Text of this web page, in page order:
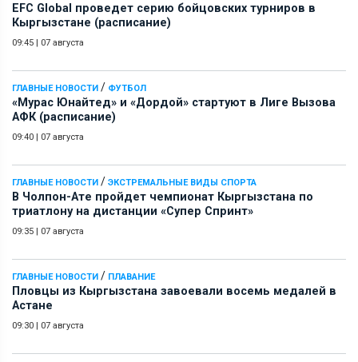
EFC Global проведет серию бойцовских турниров в
Кыргызстане (расписание)
09:45 | 07 августа
ГЛАВНЫЕ НОВОСТИ / ФУТБОЛ
«Мурас Юнайтед» и «Дордой» стартуют в Лиге Вызова
АФК (расписание)
09:40 | 07 августа
ГЛАВНЫЕ НОВОСТИ / ЭКСТРЕМАЛЬНЫЕ ВИДЫ СПОРТА
В Чолпон-Ате пройдет чемпионат Кыргызстана по
триатлону на дистанции «Супер Спринт»
09:35 | 07 августа
ГЛАВНЫЕ НОВОСТИ / ПЛАВАНИЕ
Пловцы из Кыргызстана завоевали восемь медалей в
Астане
09:30 | 07 августа